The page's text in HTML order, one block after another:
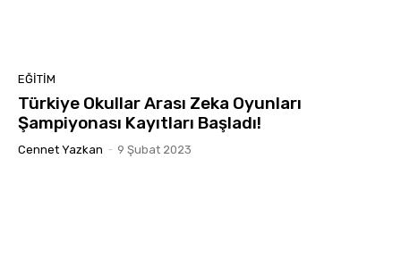
EĞITIM
Türkiye Okullar Arası Zeka Oyunları
Şampiyonası Kayıtları Başladı!
Cennet Yazkan - 9 Şubat 2023